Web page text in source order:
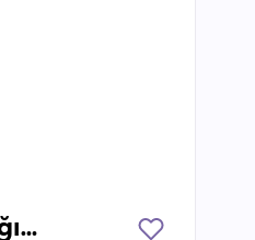
Buldan Vakfı Işığını Keşfet Projesi İçin Gönüllü Psikolog, Kariyer / Yaşam Koçlarını Arıyor!